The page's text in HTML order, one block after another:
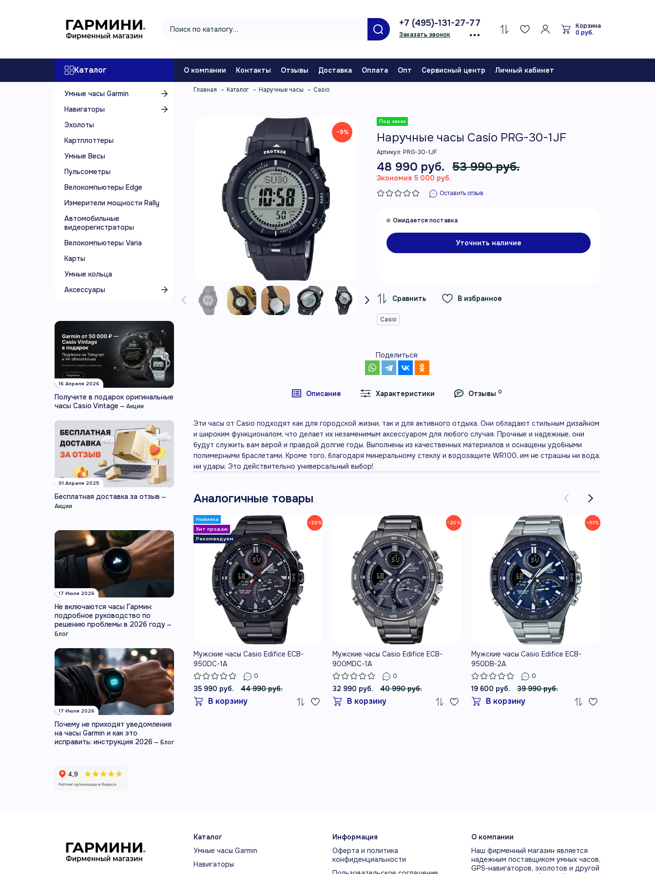
+7 (495)-131-27-77
Заказать звонок
Корзина
0 руб.
Каталог О компании Контакты Отзывы Доставка Оплата Опт Сервисный центр Личный кабинет
Главная Каталог Наручные часы Casio
Умные часы Garmin
Навигаторы
Эхолоты
Картплоттеры
Умные Весы
Пульсометры
Велокомпьютеры Edge
Измерители мощности Rally
Автомобильные
видеорегистраторы
Велокомпьютеры Varia
Карты
Умные кольца
Аксессуары
16 Апреля 2026
Получите в подарок оригинальные
часы Casio Vintage — Акции
01 Апреля 2025
Бесплатная доставка за отзыв —
Акции
17 Июля 2026
Не включаются часы Гармин:
подробное руководство по
решению проблемы в 2026 году —
Блог
17 Июля 2026
Почему не приходят уведомления
на часы Garmin и как это
исправить: инструкция 2026 — Блог
−9% Наручные часы Casio PRG-30-1JF
Артикул:PRG-30-1JF
48 990 руб. 53 990 руб.
Экономия 5 000 руб.
Оставить отзыв
Уточнить наличие
В избранное
Casio
Поделиться:
Описание Характеристики Отзывы 0
Эти часы от Casio подходят как для городской жизни, так и для активного отдыха. Они обладают стильным дизайном
и широким функционалом, что делает их незаменимым аксессуаром для любого случая. Прочные и надежные, они
будут служить вам верой и правдой долгие годы. Выполнены из качественных материалов и оснащены удобными
полимерными браслетами. Кроме того, благодаря минеральному стеклу и водозащите WR100, им не страшны ни вода,
ни удары. Это действительно универсальный выбор!
Аналогичные товары
−20%
Мужские часы Casio Edifice ECB-
950DC-1A
0
35 990 руб. 44 990 руб.
В корзину
−20%
Мужские часы Casio Edifice ECB-
900MDC-1A
0
32 990 руб. 40 990 руб.
В корзину
−51%
Мужские часы Casio Edifice ECB-
950DB-2A
0
19 600 руб. 39 990 руб.
В корзину
Каталог
Умные часы Garmin
Навигаторы
Информация
Оферта и политика
конфиденциальности
О компании
Наш фирменный магазин является
надежным поставщиком умных часов,
GPS-навигаторов, эхолотов и другой